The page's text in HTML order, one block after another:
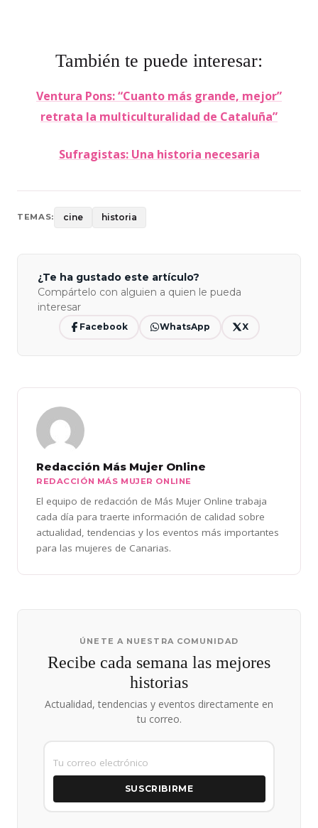
También te puede interesar:
Ventura Pons: “Cuanto más grande, mejor”
retrata la multiculturalidad de Cataluña”
Sufragistas: Una historia necesaria
TEMAS: cine historia
¿Te ha gustado este artículo?
Compártelo con alguien a quien le pueda
interesar
Facebook WhatsApp X
Redacción Más Mujer Online
REDACCIÓN MÁS MUJER ONLINE
El equipo de redacción de Más Mujer Online trabaja
cada día para traerte información de calidad sobre
actualidad, tendencias y los eventos más importantes
para las mujeres de Canarias.
ÚNETE A NUESTRA COMUNIDAD
Recibe cada semana las mejores
historias
Actualidad, tendencias y eventos directamente en
tu correo.
SUSCRIBIRME